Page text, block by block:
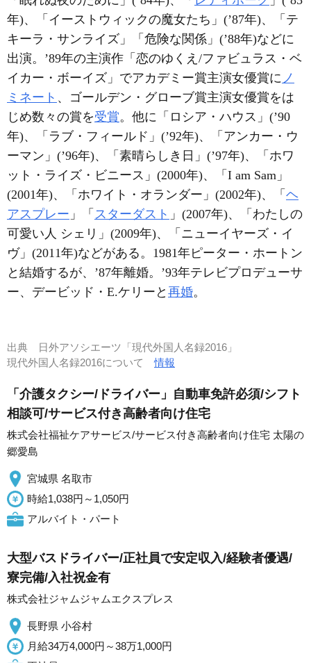
年)、「イーストウィックの魔女たち」(’87年)、「テ
キーラ・サンライズ」「危険な関係」(’88年)などに
出演。’89年の主演作「恋のゆくえ/ファビュラス・ベ
イカー・ボーイズ」でアカデミー賞主演女優賞に ノ
ミネート 、ゴールデン・グローブ賞主演女優賞をは
じめ数々の賞を受賞。他に「ロシア・ハウス」(’90
年)、「ラブ・フィールド」(’92年)、「アンカー・ウ
ーマン」(’96年)、「素晴らしき日」(’97年)、「ホワ
ット・ライズ・ビニース」(2000年)、「I am Sam」
(2001年)、「ホワイト・オランダー」(2002年)、「 ヘ
アスプレー 」「 スターダスト 」(2007年)、「わたしの
可愛い人 シェリ」(2009年)、「ニューイヤーズ・イ
ヴ」(2011年)などがある。1981年ピーター・ホートン
と結婚するが、’87年離婚。’93年テレビプロデューサ
ー、デービッド・E.ケリーと 再婚。
出典
日外アソシエーツ「現代外国人名録2016」
現代外国人名録2016について情報
「介護タクシー/ドライバー」自動車免許必須/シフト
相談可/サービス付き高齢者向け住宅
株式会社福祉ケアサービス/サービス付き高齢者向け住宅 太陽の
郷愛島
宮城県 名取市
時給1,038円～1,050円
アルバイト・パート
大型バスドライバー/正社員で安定収入/経験者優遇/
寮完備/入社祝金有
株式会社ジャムジャムエクスプレス
長野県 小谷村
月給34万4,000円～38万1,000円